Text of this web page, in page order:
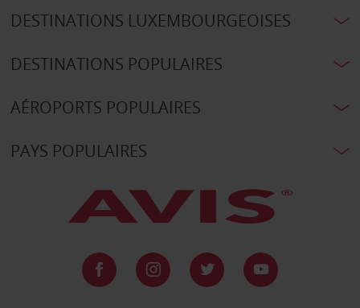
DESTINATIONS LUXEMBOURGEOISES
DESTINATIONS POPULAIRES
AÉROPORTS POPULAIRES
PAYS POPULAIRES